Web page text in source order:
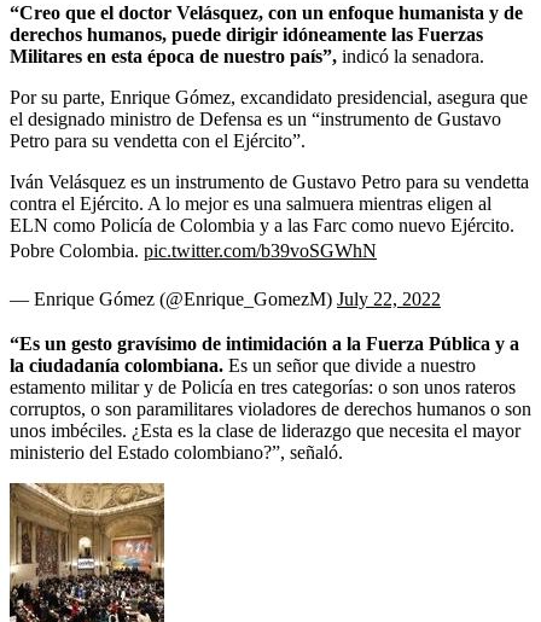
“Creo que el doctor Velásquez, con un enfoque humanista y de
derechos humanos, puede dirigir idóneamente las Fuerzas
Militares en esta época de nuestro país”, indicó la senadora.
Por su parte, Enrique Gómez, excandidato presidencial, asegura que
el designado ministro de Defensa es un “instrumento de Gustavo
Petro para su vendetta con el Ejército”.
Iván Velásquez es un instrumento de Gustavo Petro para su vendetta
contra el Ejército. A lo mejor es una salmuera mientras eligen al
ELN como Policía de Colombia y a las Farc como nuevo Ejército.
Pobre Colombia. pic.twitter.com/b39voSGWhN
— Enrique Gómez (@Enrique_GomezM) July 22, 2022
“Es un gesto gravísimo de intimidación a la Fuerza Pública y a
la ciudadanía colombiana. Es un señor que divide a nuestro
estamento militar y de Policía en tres categorías: o son unos rateros
corruptos, o son paramilitares violadores de derechos humanos o son
unos imbéciles. ¿Esta es la clase de liderazgo que necesita el mayor
ministerio del Estado colombiano?”, señaló.